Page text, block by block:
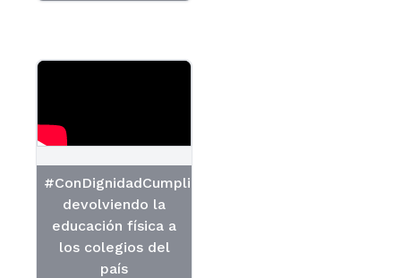
#ConDignidadCumplimos
devolviendo la
educación física a
los colegios del
país